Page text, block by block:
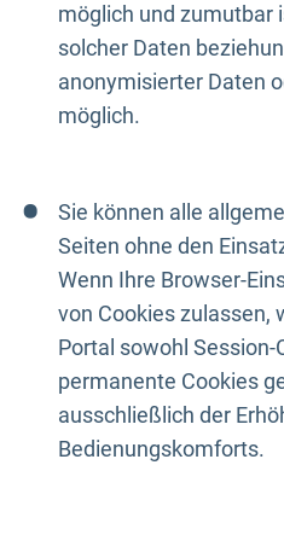
möglich und zumutbar
solcher Daten
anonymisierter Daten
möglich.
Sie können alle
Seiten ohne den
Wenn Ihre Browser-
von Cookies zulassen,
Portal sowohl Session-
permanente Cookies
ausschließlich der
Bedienungskomforts.